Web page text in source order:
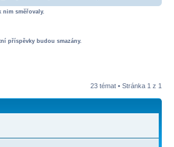
nim směřovaly.
příspěvky budou smazány.
23 témat • Stránka 1 z 1